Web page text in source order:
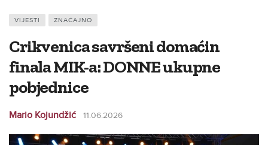
VIJESTI ZNAČAJNO
Crikvenica savršeni domaćin
finala MIK-a: DONNE ukupne
pobjednice
Mario Kojundžić 11.06.2026